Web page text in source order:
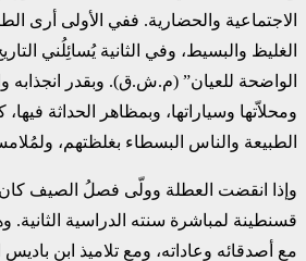
الاجتماعية والحضارية. ففي الأولى أرى
الغليظ والبسيط، وفي الثانية يُسائِلُني
الواضحة ‏للعيان” (م.ش.ق). وبقدر انجذابه
ومحلاّتها وسياراتها، وبمظاهر الحداثة
الطبيعة والناس البسطاء بغلظتهم،
وإذا انقضت العطلة وولّى فصلُ الصيف كان
قسنطينة لمباشرة سنته الدراسية الثانية.
مع أصدقائه وعاداته، ومع تلاميذ ابن